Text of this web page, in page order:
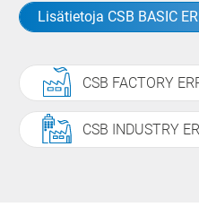
Lisätietoja CSB BASIC
CSB FACTORY
CSB INDUSTRY